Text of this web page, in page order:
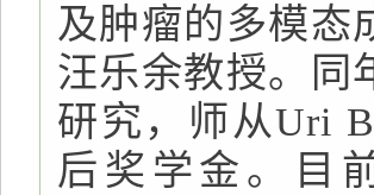
及肿瘤的多模态
汪乐余教授。同
研究，师从Uri
后奖学金。目